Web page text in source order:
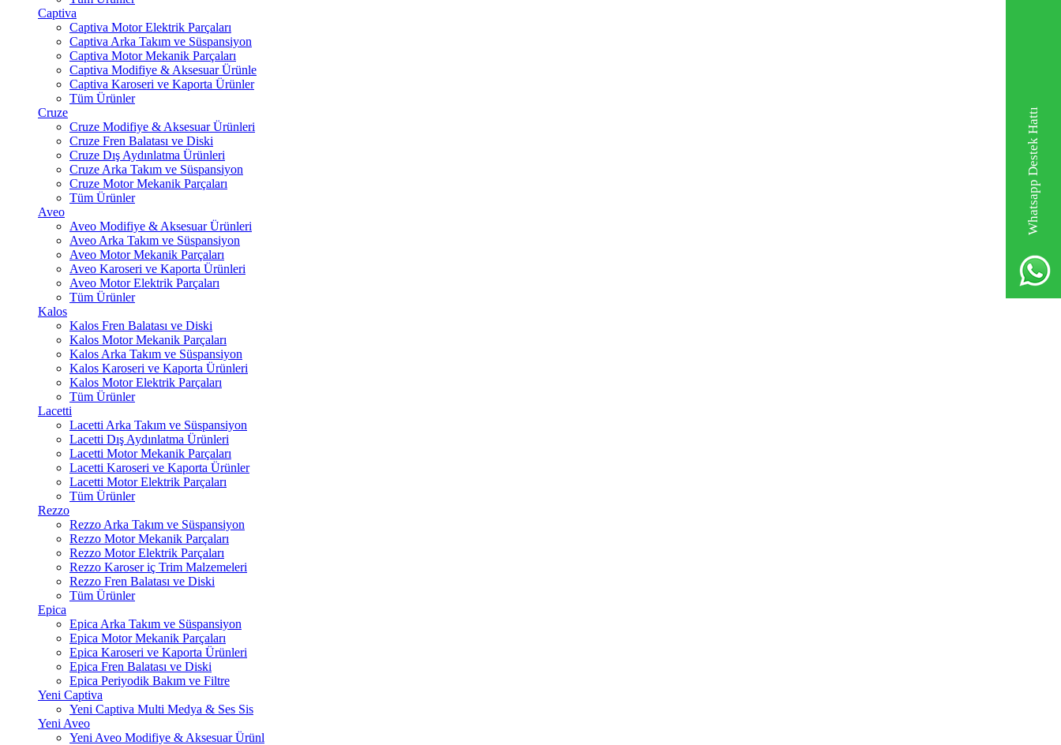
Whatsapp Destek Hattı
Captiva
Captiva Motor Elektrik Parçaları
Captiva Arka Takım ve Süspansiyon
Captiva Motor Mekanik Parçaları
Captiva Modifiye & Aksesuar Ürünle
Captiva Karoseri ve Kaporta Ürünler
Tüm Ürünler
Cruze
Cruze Modifiye & Aksesuar Ürünleri
Cruze Fren Balatası ve Diski
Cruze Dış Aydınlatma Ürünleri
Cruze Arka Takım ve Süspansiyon
Cruze Motor Mekanik Parçaları
Tüm Ürünler
Aveo
Aveo Modifiye & Aksesuar Ürünleri
Aveo Arka Takım ve Süspansiyon
Aveo Motor Mekanik Parçaları
Aveo Karoseri ve Kaporta Ürünleri
Aveo Motor Elektrik Parçaları
Tüm Ürünler
Kalos
Kalos Fren Balatası ve Diski
Kalos Motor Mekanik Parçaları
Kalos Arka Takım ve Süspansiyon
Kalos Karoseri ve Kaporta Ürünleri
Kalos Motor Elektrik Parçaları
Tüm Ürünler
Lacetti
Lacetti Arka Takım ve Süspansiyon
Lacetti Dış Aydınlatma Ürünleri
Lacetti Motor Mekanik Parçaları
Lacetti Karoseri ve Kaporta Ürünler
Lacetti Motor Elektrik Parçaları
Tüm Ürünler
Rezzo
Rezzo Arka Takım ve Süspansiyon
Rezzo Motor Mekanik Parçaları
Rezzo Motor Elektrik Parçaları
Rezzo Karoser iç Trim Malzemeleri
Rezzo Fren Balatası ve Diski
Tüm Ürünler
Epica
Epica Arka Takım ve Süspansiyon
Epica Motor Mekanik Parçaları
Epica Karoseri ve Kaporta Ürünleri
Epica Fren Balatası ve Diski
Epica Periyodik Bakım ve Filtre
Yeni Captiva
Yeni Captiva Multi Medya & Ses Sis
Yeni Aveo
Yeni Aveo Modifiye & Aksesuar Ürünl